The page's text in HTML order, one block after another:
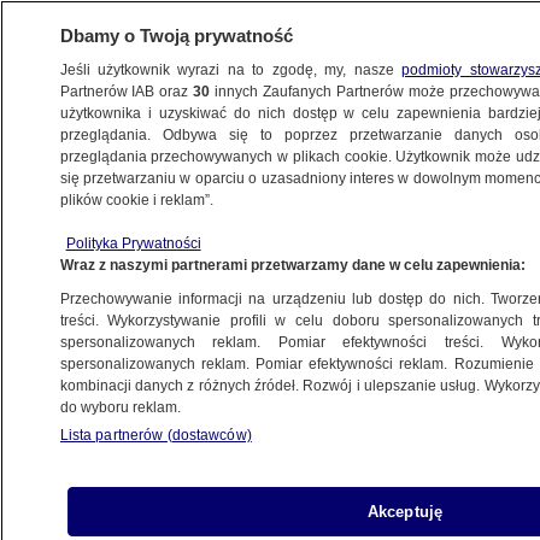
BIZNES
NIERUCHOMOŚCI
Najmocniej odczuwają to single
Oprac.Alicja Skiba
17.05.2026, 10:39
Posłuchaj artykułu
Czyta lektor AI
Dbamy o Twoją prywatność
Jeśli użytkownik wyrazi na to zgodę, my, naszepodmioty
Partnerów IAB oraz30 innych Zaufanych Partnerów może
użytkownika i uzyskiwać do nich dostęp w celu zapewnienia
przeglądania. Odbywa się to poprzez przetwarzanie danych
przeglądania przechowywanych w plikach cookie. Użytkownik może
się przetwarzaniu w oparciu o uzasadniony interes w dowolnym
plików cookie i reklam”.
Polityka Prywatności
Wraz z naszymi partnerami przetwarzamy dane w celu zapewnienia:
Przechowywanie informacji na urządzeniu lub dostęp do nich.
treści. Wykorzystywanie profili w celu doboru spersonalizowanych
spersonalizowanych reklam. Pomiar efektywności treści.
spersonalizowanych reklam. Pomiar efektywności reklam.
kombinacji danych z różnych źródeł. Rozwój i ulepszanie usług.
do wyboru reklam.
Lista partnerów (dostawców)
Akceptuję